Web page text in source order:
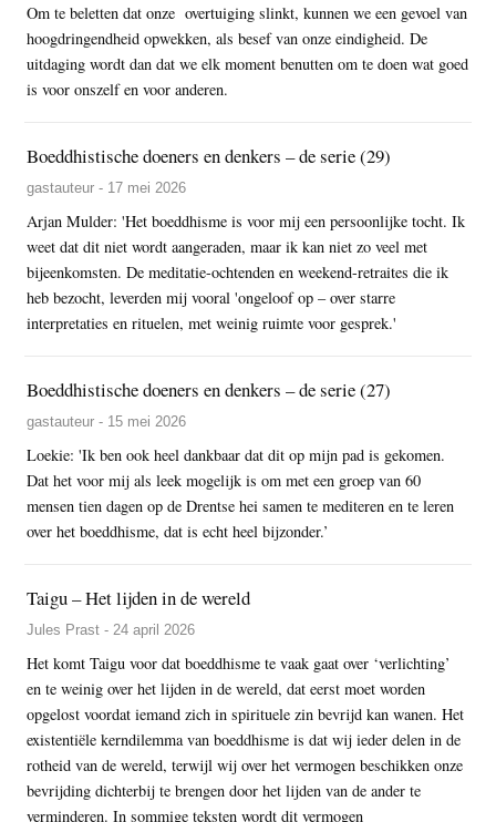
Om te beletten dat onze overtuiging slinkt, kunnen we een gevoel van
hoogdringendheid opwekken, als besef van onze eindigheid. De
uitdaging wordt dan dat we elk moment benutten om te doen wat goed
is voor onszelf en voor anderen.
Boeddhistische doeners en denkers – de serie (29)
gastauteur - 17 mei 2026
Arjan Mulder: 'Het boeddhisme is voor mij een persoonlijke tocht. Ik
weet dat dit niet wordt aangeraden, maar ik kan niet zo veel met
bijeenkomsten. De meditatie-ochtenden en weekend-retraites die ik
heb bezocht, leverden mij vooral 'ongeloof op – over starre
interpretaties en rituelen, met weinig ruimte voor gesprek.'
Boeddhistische doeners en denkers – de serie (27)
gastauteur - 15 mei 2026
Loekie: 'Ik ben ook heel dankbaar dat dit op mijn pad is gekomen.
Dat het voor mij als leek mogelijk is om met een groep van 60
mensen tien dagen op de Drentse hei samen te mediteren en te leren
over het boeddhisme, dat is echt heel bijzonder.’
Taigu – Het lijden in de wereld
Jules Prast - 24 april 2026
Het komt Taigu voor dat boeddhisme te vaak gaat over ‘verlichting’
en te weinig over het lijden in de wereld, dat eerst moet worden
opgelost voordat iemand zich in spirituele zin bevrijd kan wanen. Het
existentiële kerndilemma van boeddhisme is dat wij ieder delen in de
rotheid van de wereld, terwijl wij over het vermogen beschikken onze
bevrijding dichterbij te brengen door het lijden van de ander te
verminderen. In sommige teksten wordt dit vermogen